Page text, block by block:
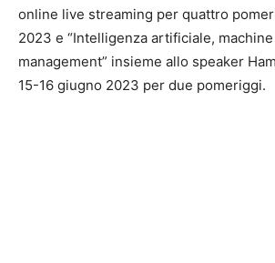
online live streaming per quattro
2023 e “Intelligenza artificiale,
management” insieme allo speaker
15-16 giugno 2023 per due pomeriggi.